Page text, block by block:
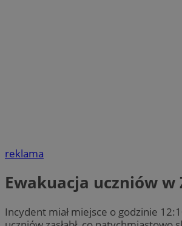
reklama
Ewakuacja uczniów w
Incydent miał miejsce o godzinie